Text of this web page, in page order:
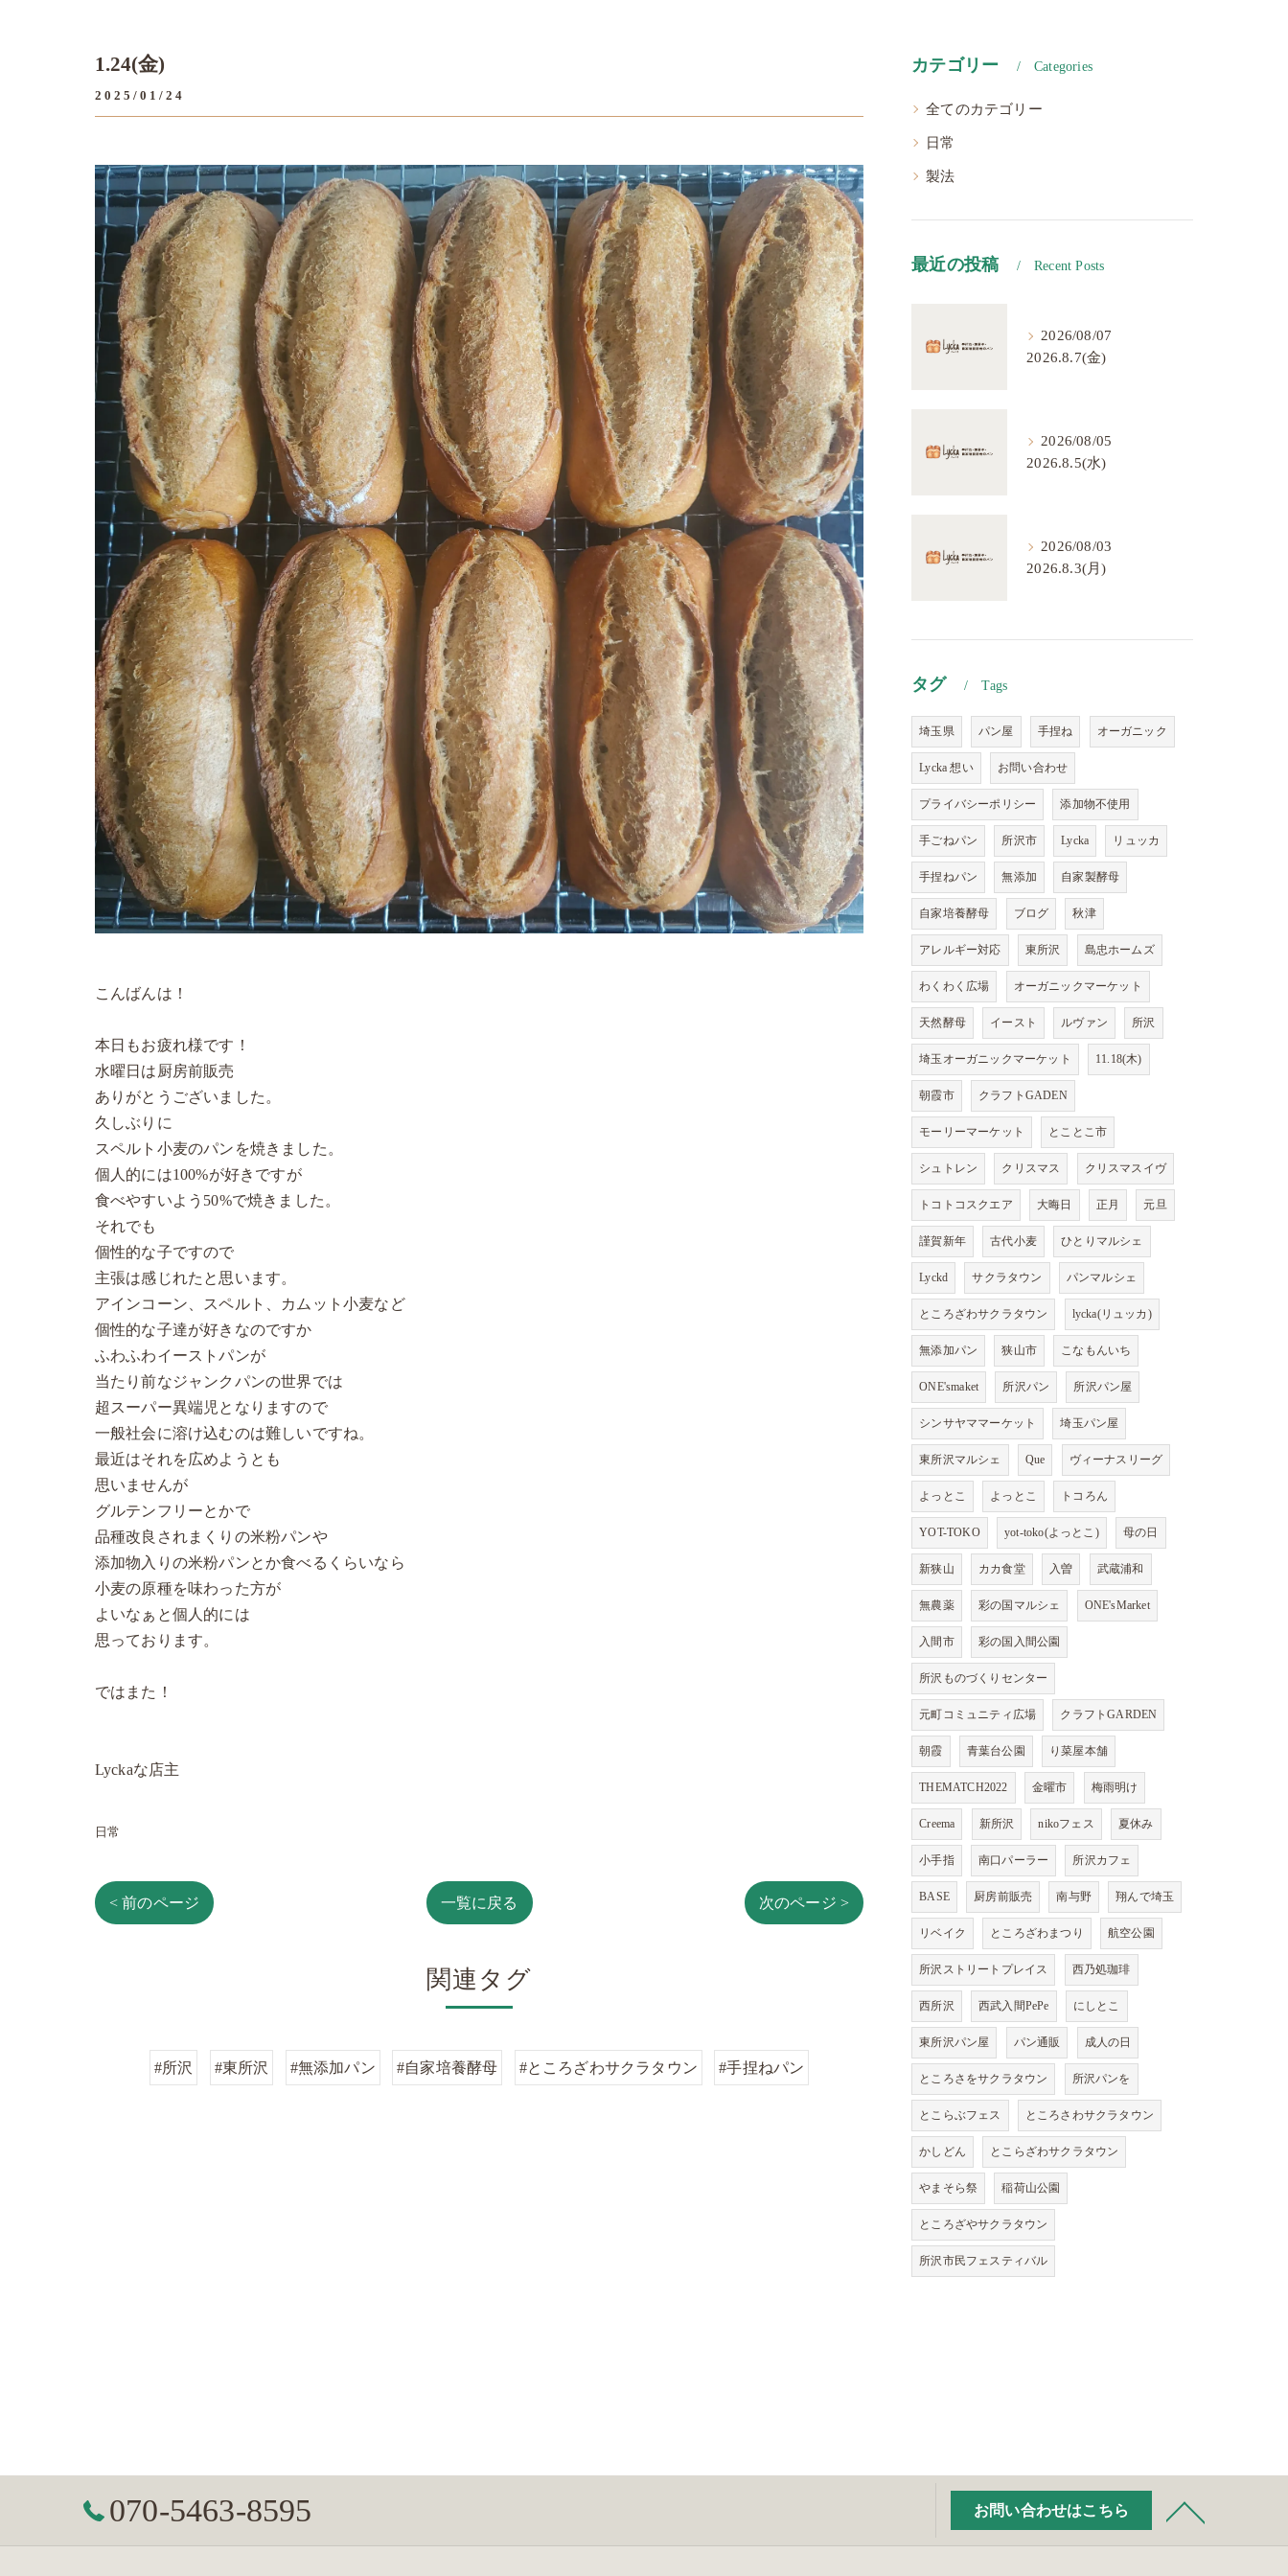
1.24(金)
2025/01/24
こんばんは！
本日もお疲れ様です！
水曜日は厨房前販売
ありがとうございました。
久しぶりに
スペルト小麦のパンを焼きました。
個人的には100%が好きですが
食べやすいよう50%で焼きました。
それでも
個性的な子ですので
主張は感じれたと思います。
アインコーン、スペルト、カムット小麦など
個性的な子達が好きなのですか
ふわふわイーストパンが
当たり前なジャンクパンの世界では
超スーパー異端児となりますので
一般社会に溶け込むのは難しいですね。
最近はそれを広めようとも
思いませんが
グルテンフリーとかで
品種改良されまくりの米粉パンや
添加物入りの米粉パンとか食べるくらいなら
小麦の原種を味わった方が
よいなぁと個人的には
思っております。
ではまた！
Lyckaな店主
日常
< 前のページ 一覧に戻る 次のページ >
関連タグ
#所沢 #東所沢 #無添加パン #自家培養酵母 #ところざわサクラタウン #手捏ねパン
カテゴリー Categories
全てのカテゴリー
日常
製法
最近の投稿 Recent Posts
2026/08/07
2026.8.7(金)
2026/08/05
2026.8.5(水)
2026/08/03
2026.8.3(月)
タグ Tags
埼玉県 パン屋 手捏ね オーガニック
Lycka 想い お問い合わせ
プライバシーポリシー 添加物不使用
手ごねパン 所沢市 Lycka リュッカ
手捏ねパン 無添加 自家製酵母
自家培養酵母 ブログ 秋津
アレルギー対応 東所沢 島忠ホームズ
わくわく広場 オーガニックマーケット
天然酵母 イースト ルヴァン 所沢
埼玉オーガニックマーケット 11.18(木)
朝霞市 クラフトGADEN
モーリーマーケット とことこ市
シュトレン クリスマス クリスマスイヴ
トコトコスクエア 大晦日 正月 元旦
謹賀新年 古代小麦 ひとりマルシェ
Lyckd サクラタウン パンマルシェ
ところざわサクラタウン lycka(リュッカ)
無添加パン 狭山市 こなもんいち
ONE'smaket 所沢パン 所沢パン屋
シンサヤママーケット 埼玉パン屋
東所沢マルシェ Que ヴィーナスリーグ
よっとこ よっとこ トコろん
YOT-TOKO yot-toko(よっとこ) 母の日
新狭山 カカ食堂 入曽 武蔵浦和
無農薬 彩の国マルシェ ONE'sMarket
入間市 彩の国入間公園
所沢ものづくりセンター
元町コミュニティ広場 クラフトGARDEN
朝霞 青葉台公園 り菜屋本舗
THEMATCH2022 金曜市 梅雨明け
Creema 新所沢 nikoフェス 夏休み
小手指 南口パーラー 所沢カフェ
BASE 厨房前販売 南与野 翔んで埼玉
リベイク ところざわまつり 航空公園
所沢ストリートプレイス 西乃処珈琲
西所沢 西武入間PePe にしとこ
東所沢パン屋 パン通販 成人の日
ところさをサクラタウン 所沢パンを
とこらぶフェス ところさわサクラタウン
かしどん とこらざわサクラタウン
やまそら祭 稲荷山公園
ところざやサクラタウン
所沢市民フェスティバル
070-5463-8595 お問い合わせはこちら